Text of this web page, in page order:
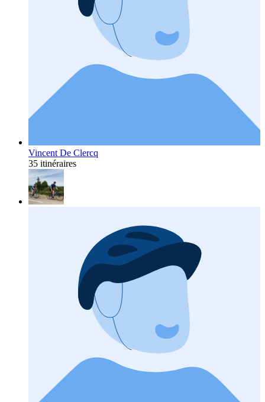
Vincent De Clercq
35 itinéraires